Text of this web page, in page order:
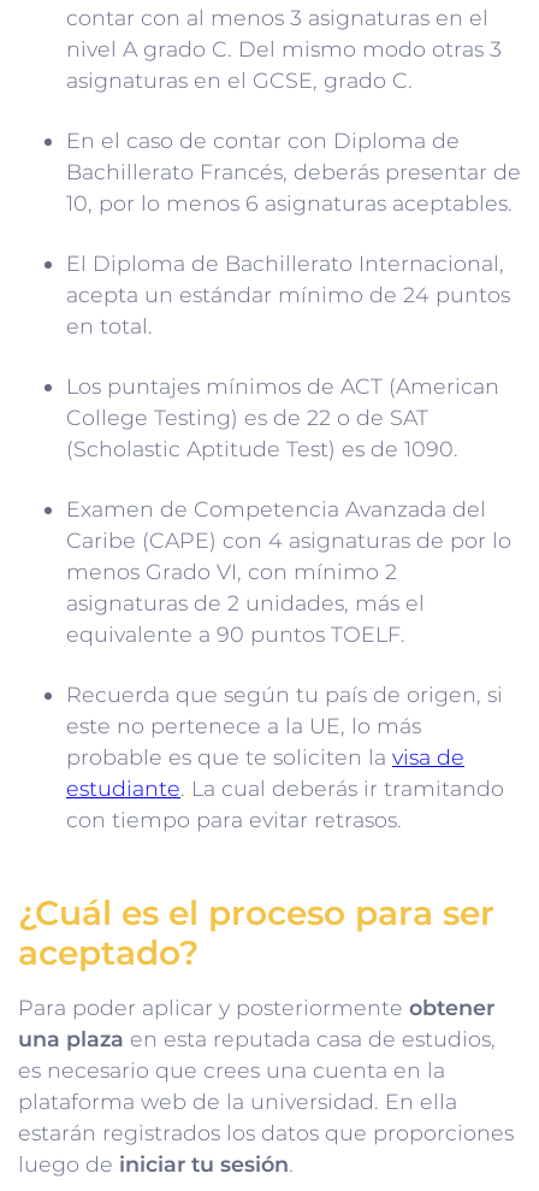
contar con al menos 3 asignaturas en el
nivel A grado C. Del mismo modo otras 3
asignaturas en el GCSE, grado C.
En el caso de contar con Diploma de
Bachillerato Francés, deberás presentar de
10, por lo menos 6 asignaturas aceptables.
El Diploma de Bachillerato Internacional,
acepta un estándar mínimo de 24 puntos
en total.
Los puntajes mínimos de ACT (American
College Testing) es de 22 o de SAT
(Scholastic Aptitude Test) es de 1090.
Examen de Competencia Avanzada del
Caribe (CAPE) con 4 asignaturas de por lo
menos Grado VI, con mínimo 2
asignaturas de 2 unidades, más el
equivalente a 90 puntos TOELF.
Recuerda que según tu país de origen, si
este no pertenece a la UE, lo más
probable es que te soliciten la visa de
estudiante. La cual deberás ir tramitando
con tiempo para evitar retrasos.
¿Cuál es el proceso para ser
aceptado?
Para poder aplicar y posteriormente obtener
una plaza en esta reputada casa de estudios,
es necesario que crees una cuenta en la
plataforma web de la universidad. En ella
estarán registrados los datos que proporciones
luego de iniciar tu sesión.